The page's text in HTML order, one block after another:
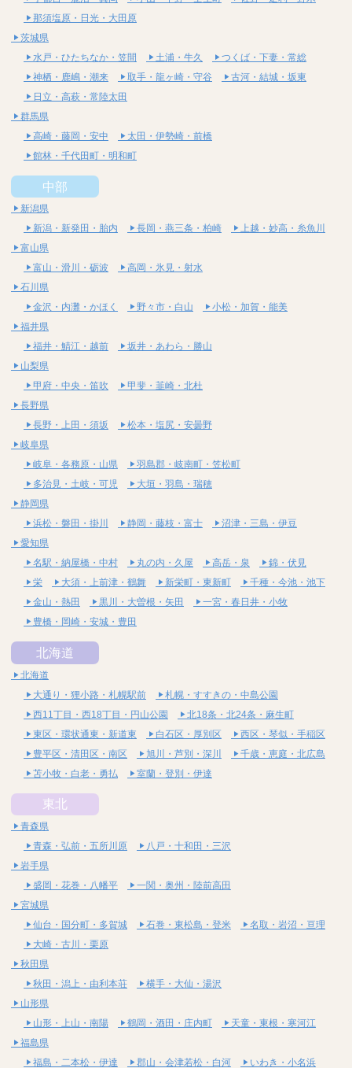
那須塩原・日光・大田原
茨城県
水戸・ひたちなか・笠間
土浦・牛久
つくば・下妻・常総
神栖・鹿嶋・潮来
取手・龍ヶ崎・守谷
古河・結城・坂東
日立・高萩・常陸太田
群馬県
高崎・藤岡・安中
太田・伊勢崎・前橋
館林・千代田町・明和町
中部
新潟県
新潟・新発田・胎内
長岡・燕三条・柏崎
上越・妙高・糸魚川
富山県
富山・滑川・砺波
高岡・氷見・射水
石川県
金沢・内灘・かほく
野々市・白山
小松・加賀・能美
福井県
福井・鯖江・越前
坂井・あわら・勝山
山梨県
甲府・中央・笛吹
甲斐・韮崎・北杜
長野県
長野・上田・須坂
松本・塩尻・安曇野
岐阜県
岐阜・各務原・山県
羽島郡・岐南町・笠松町
多治見・土岐・可児
大垣・羽島・瑞穂
静岡県
浜松・磐田・掛川
静岡・藤枝・富士
沼津・三島・伊豆
愛知県
名駅・納屋橋・中村
丸の内・久屋 高岳・泉
錦・伏見
栄
大須・上前津・鶴舞 新栄町・東新町
千種・今池・池下
金山・熱田
黒川・大曽根・矢田
一宮・春日井・小牧
豊橋・岡崎・安城・豊田
北海道
北海道
大通り・狸小路・札幌駅前
札幌・すすきの・中島公園
西11丁目・西18丁目・円山公園
北18条・北24条・麻生町
東区・環状通東・新道東
白石区・厚別区
西区・琴似・手稲区
豊平区・清田区・南区
旭川・芦別・深川
千歳・恵庭・北広島
苫小牧・白老・勇払
室蘭・登別・伊達
東北
青森県
青森・弘前・五所川原
八戸・十和田・三沢
岩手県
盛岡・花巻・八幡平
一関・奥州・陸前高田
宮城県
仙台・国分町・多賀城
石巻・東松島・登米
名取・岩沼・亘理
大崎・古川・栗原
秋田県
秋田・潟上・由利本荘
横手・大仙・湯沢
山形県
山形・上山・南陽
鶴岡・酒田・庄内町
天童・東根・寒河江
福島県
福島・二本松・伊達
郡山・会津若松・白河 いわき・小名浜